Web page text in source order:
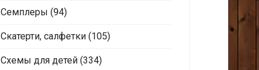
Семплеры (94)
Скатерти, салфетки (105)
Схемы для детей (334)